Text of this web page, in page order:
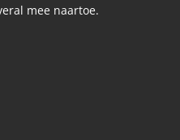
mee naartoe.